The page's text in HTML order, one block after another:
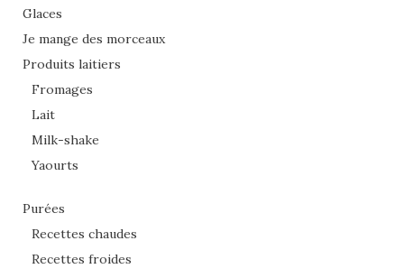
Glaces
Je mange des morceaux
Produits laitiers
Fromages
Lait
Milk-shake
Yaourts
Purées
Recettes chaudes
Recettes froides